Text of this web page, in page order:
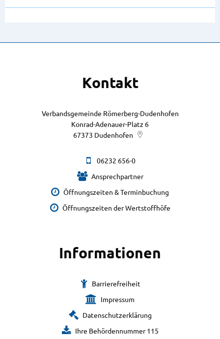
Kontakt
Verbandsgemeinde Römerberg-Dudenhofen
Konrad-Adenauer-Platz 6
67373 Dudenhofen
06232 656-0
Ansprechpartner
Öffnungszeiten & Terminbuchung
Öffnungszeiten der Wertstoffhöfe
Informationen
Barrierefreiheit
Impressum
Datenschutzerklärung
Ihre Behördennummer 115